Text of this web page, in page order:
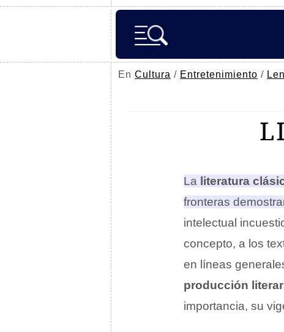
En Cultura / Entretenimiento /
La literatura
fronteras
intelectual
concepto, a los
en líneas
producción
importancia, su